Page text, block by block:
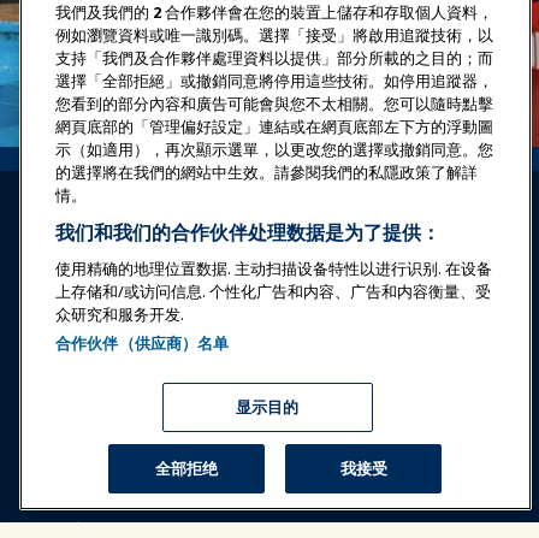
登录 立即加入
奖项
新闻与乐趣世界
我們及我們的 2合作夥伴會在您的裝置上儲存和存取個人資料，
例如瀏覽資料或唯一識別碼。選擇「接受」將啟用追蹤技術，以
支持「我們及合作夥伴處理資料以提供」部分所載的之目的；而
選擇「全部拒絕」或撤銷同意將停用這些技術。如停用追蹤器，
您看到的部分內容和廣告可能會與您不太相關。您可以隨時點擊
網頁底部的「管理偏好設定」連結或在網頁底部左下方的浮動圖
示（如適用），再次顯示選單，以更改您的選擇或撤銷同意。您
的選擇將在我們的網站中生效。請參閱我們的私隱政策了解詳
情。
我们和我们的合作伙伴处理数据是为了提供：
使用精确的地理位置数据. 主动扫描设备特性以进行识别. 在设备
上存储和/或访问信息. 个性化广告和内容、广告和内容衡量、受
众研究和服务开发.
合作伙伴（供应商）名单
显示目的
全部拒绝 我接受